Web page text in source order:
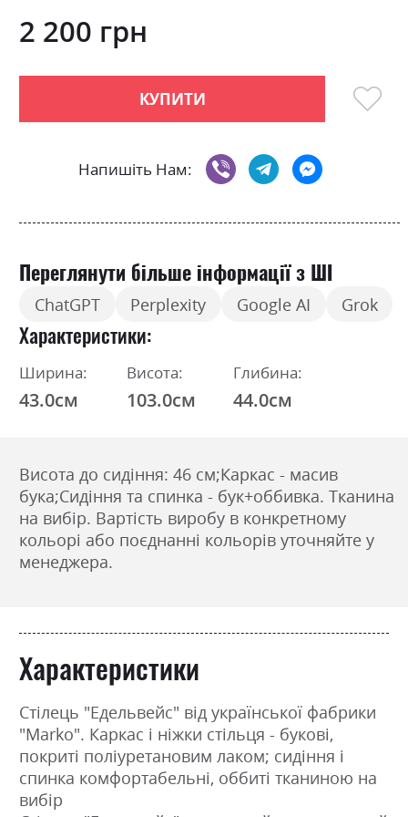
of
the
gallery
2 200 грн
КУПИТИ
Напишіть Нам:
Переглянути більше інформації з ШІ
ChatGPT Perplexity Google AI Grok
Характеристики
Ширина:
43.0см
Висота:
103.0см
Глибина:
44.0см
Висота до сидіння: 46 см;Каркас - масив
бука;Сидіння та спинка - бук+оббивка. Тканина
на вибір. Вартість виробу в конкретному
кольорі або поєднанні кольорів уточняйте у
менеджера.
Характеристики
Стілець "Едельвейс" від української фабрики
"Marko". Каркас і ніжки стільця - букові,
покриті поліуретановим лаком; сидіння і
спинка комфортабельні, оббиті тканиною на
вибір